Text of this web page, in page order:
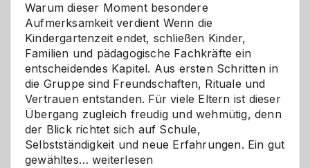
Warum dieser Moment besondere
Aufmerksamkeit verdient Wenn die
Kindergartenzeit endet, schließen Kinder,
Familien und pädagogische Fachkräfte ein
entscheidendes Kapitel. Aus ersten Schritten in
die Gruppe sind Freundschaften, Rituale und
Vertrauen entstanden. Für viele Eltern ist dieser
Übergang zugleich freudig und wehmütig, denn
der Blick richtet sich auf Schule,
Selbstständigkeit und neue Erfahrungen. Ein gut
gewähltes…Abschied
weiterlesen